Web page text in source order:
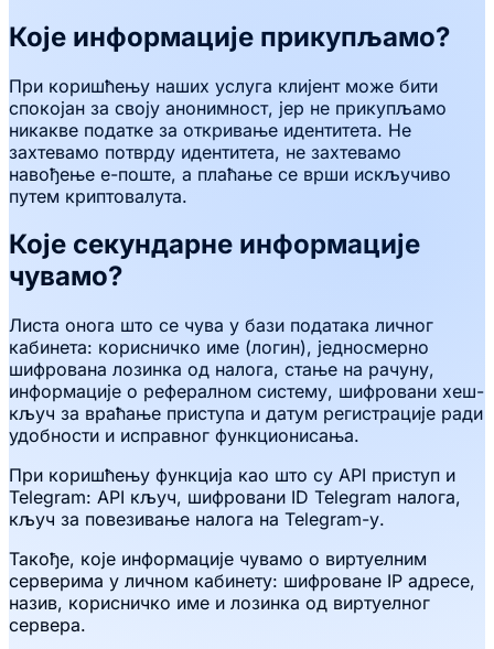
Које информације прикупљамо?
При коришћењу наших услуга клијент може бити
спокојан за своју анонимност, јер не прикупљамо
никакве податке за откривање идентитета. Не
захтевамо потврду идентитета, не захтевамо
навођење е-поште, а плаћање се врши искључиво
путем криптовалута.
Које секундарне информације
чувамо?
Листа онога што се чува у бази података личног
кабинета: корисничко име (логин), једносмерно
шифрована лозинка од налога, стање на рачуну,
информације о рефералном систему, шифровани хеш-
кључ за враћање приступа и датум регистрације ради
удобности и исправног функционисања.
При коришћењу функција као што су API приступ и
Telegram: API кључ, шифровани ID Telegram налога,
кључ за повезивање налога на Telegram-у.
Такође, које информације чувамо о виртуелним
серверима у личном кабинету: шифроване IP адресе,
назив, корисничко име и лозинка од виртуелног
сервера.